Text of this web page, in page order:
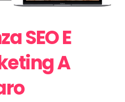
SEO E
A